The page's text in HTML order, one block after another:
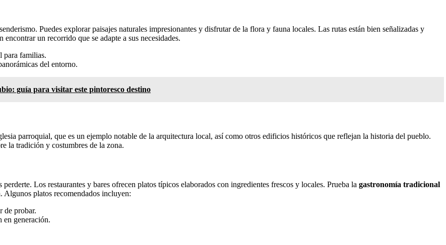
Puedes explorar paisajes naturales impresionantes y disfrutar de la flora y fauna locales. Las rutas están bien señalizadas y
un recorrido que se adapte a sus necesidades.
para familias.
del entorno.
guía para visitar este pintoresco destino
parroquial, que es un ejemplo notable de la arquitectura local, así como otros edificios históricos que reflejan la historia del pueblo.
la tradición y costumbres de la zona.
Los restaurantes y bares ofrecen platos típicos elaborados con ingredientes frescos y locales. Prueba la gastronomía tradicional
Algunos platos recomendados incluyen:
de probar.
en generación.